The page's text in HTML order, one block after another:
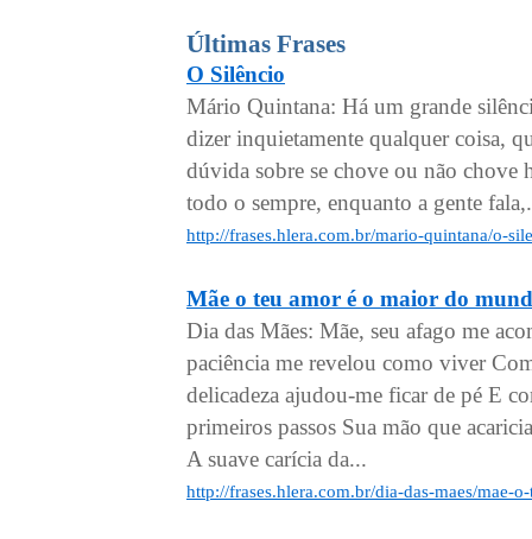
Últimas Frases
O Silêncio
Mário Quintana: Há um grande
dizer inquietamente qualquer coisa,
dúvida sobre se chove ou não chove
todo o sempre, enquanto a gente
http://frases.hlera.com.br/mario-quintana/o-
Mãe o teu amor é o maior do
Dia das Mães: Mãe, seu afago me
paciência me revelou como viver
delicadeza ajudou-me ficar de pé E
primeiros passos Sua mão que
A suave carícia da...
http://frases.hlera.com.br/dia-das-maes/mae-